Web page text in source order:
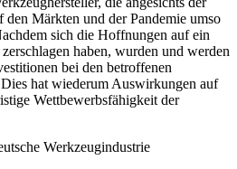
den Märkten und der Pandemie umso
sich die Hoffnungen auf ein
haben, wurden und werden
bei den betroffenen
hat wiederum Auswirkungen auf
Wettbewerbsfähigkeit der
Werkzeugindustrie